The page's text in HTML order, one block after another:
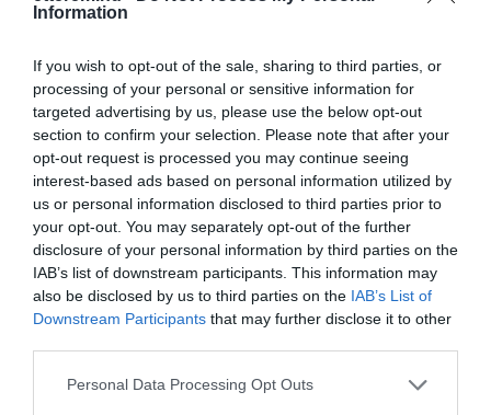
Information
If you wish to opt-out of the sale, sharing to third parties, or
processing of your personal or sensitive information for
targeted advertising by us, please use the below opt-out
section to confirm your selection. Please note that after your
opt-out request is processed you may continue seeing
interest-based ads based on personal information utilized by
us or personal information disclosed to third parties prior to
your opt-out. You may separately opt-out of the further
disclosure of your personal information by third parties on the
IAB’s list of downstream participants. This information may
also be disclosed by us to third parties on the IAB’s List of
Downstream Participants that may further disclose it to other
Please note that this website/app uses one or more Google
Personal Data Processing Opt Outs
teraszhelyiséggel, télen meleget adó
A nyári időszakban kellemes felüdülést
nyújt a Vajas-fok hűsítő vize, ami
fürdésre tökéletesen alkalmas, tiszta és
lassan mélyülő.
A helyszín kamionnal is megközelíthető,
áthajtás lehetséges.
GPS: 46°23'09"N és 18°57'24"O
A konyha nyitva tartása a téli
időszakban:
hétköznap 12:00 és 19:00-ig
péntek-szombaton déltől 21:00-ig
HÁZHOZSZÁLLÍTÁST NEM TUDUNK
VÁLLALNI!
Kapcsolat
+36 30 839 5583
mediterranpub@freemail.hu
www.fb.com/pages/Mediterran-Pub/225883674118193